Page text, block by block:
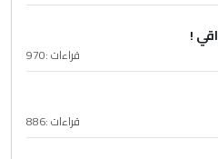
!
قراءات :970
قراءات :886